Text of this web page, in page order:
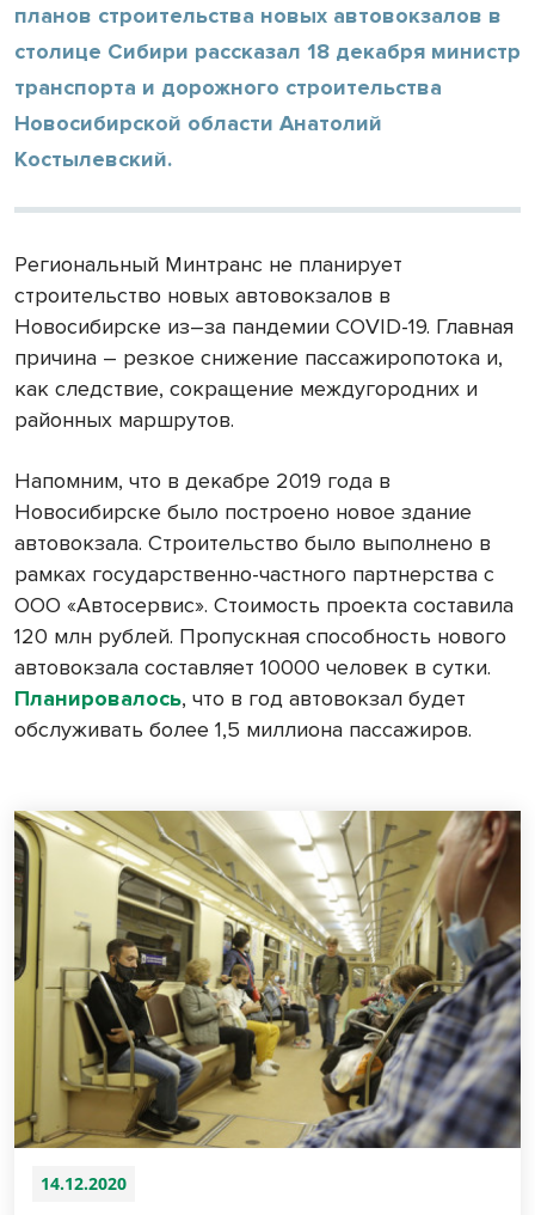
планов строительства новых автовокзалов в
столице Сибири рассказал 18 декабря министр
транспорта и дорожного строительства
Новосибирской области Анатолий
Костылевский.
Региональный Минтранс не планирует
строительство новых автовокзалов в
Новосибирске из–за пандемии COVID-19. Главная
причина – резкое снижение пассажиропотока и,
как следствие, сокращение междугородних и
районных маршрутов.
Напомним, что в декабре 2019 года в
Новосибирске было построено новое здание
автовокзала. Строительство было выполнено в
рамках государственно-частного партнерства с
ООО «Автосервис». Стоимость проекта составила
120 млн рублей. Пропускная способность нового
автовокзала составляет 10000 человек в сутки.
Планировалось, что в год автовокзал будет
обслуживать более 1,5 миллиона пассажиров.
14.12.2020